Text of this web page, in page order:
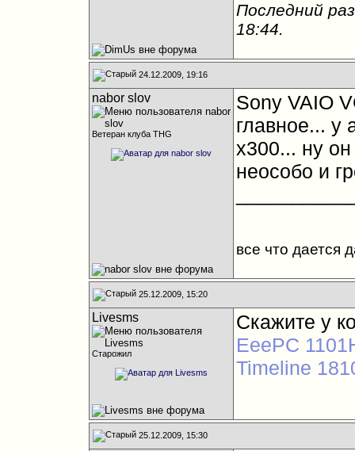
Последний
18:44.
24.12.2009, 19:16
nabor slov
Ветеран клуба THG
Sony VAIO
главное... у
х300... ну он
неособо и
все что дается
25.12.2009, 15:20
Livesms
Старожил
Скажите у
EeePC
Timeline
25.12.2009, 15:30